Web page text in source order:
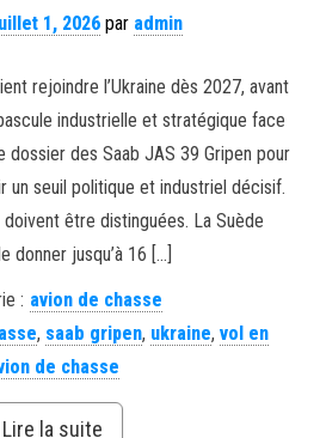
1, 2026par admin
rejoindre l’Ukraine dès 2027, avant
industrielle et stratégique face
dossier des Saab JAS 39 Gripen pour
un seuil politique et industriel décisif.
être distinguées. La Suède
donner jusqu’à 16 […]
: avion de chasse
, saab gripen, ukraine, vol en
de chasse
Lire la suite